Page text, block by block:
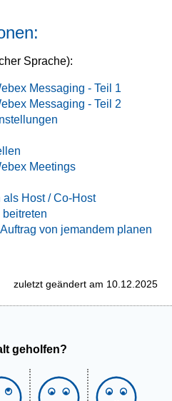
Sprache):
Messaging - Teil 1
Messaging - Teil 2
Meetings
Host / Co-Host
von jemandem planen
zuletzt geändert am 10.12.2025
geholfen?